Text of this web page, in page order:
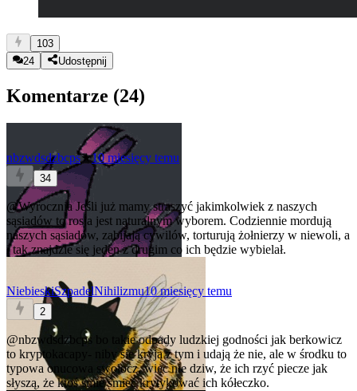
103
24
Udostępnij
Komentarze (24)
nbzwdsdzbcps★10 miesięcy temu
34
@WyroczniaJeśli już mamy straszyć jakimkolwiek z naszych
sąsiadów to rosja jest naturalnym wyborem. Codziennie mordują
naszych sąsiadów, zabijają cywilów, torturują żołnierzy w niewoli, a
i tak znajdzie się jeden z drugim co ich będzie wybielał.
NiebieskiSzpadelNihilizmu10 miesięcy temu
2
@nbzwdsdzbcps
bo takie odpady ludzkiej godności jak berkowicz
to kryptokacapy- niby się kryją z tym i udają że nie, ale w środku to
typowa onucowa swołocz, więc nie dziw, że ich rzyć piecze jak
słyszą, że ktoś śmie śmieć krytykować ich kółeczko.